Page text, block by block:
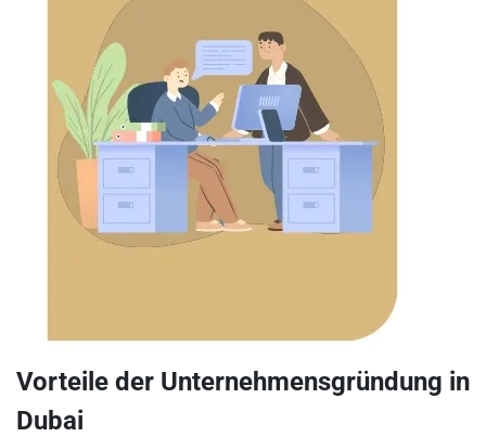
Vorteile der Unternehmensgründung in
Dubai